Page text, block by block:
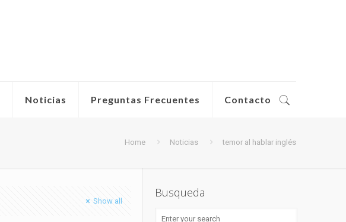
Noticias Preguntas Frecuentes Contacto
Home Noticias temor al hablar inglés
Show all
Busqueda